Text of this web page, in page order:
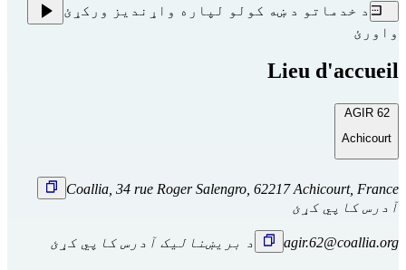
د خدماتو د ښه کولو لپاره واړندیز ورکړئ
واورئ
Lieu d'accueil
AGIR 62
Achicourt
Coallia, 34 rue Roger Salengro, 62217 Achicourt, France
آدرس کاپي کړئ
agir.62@coallia.org د بریښنالیک آدرس کاپي کړئ